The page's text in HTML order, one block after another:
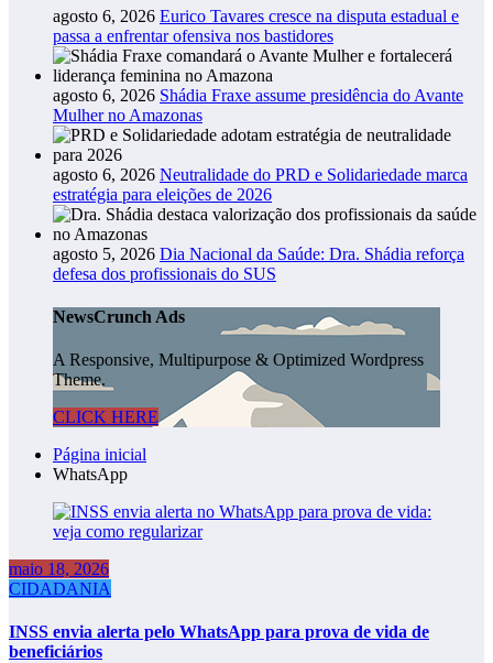
agosto 6, 2026 Eurico Tavares cresce na disputa estadual e
passa a enfrentar ofensiva nos bastidores
agosto 6, 2026 Shádia Fraxe assume presidência do Avante
Mulher no Amazonas
agosto 6, 2026 Neutralidade do PRD e Solidariedade marca
estratégia para eleições de 2026
agosto 5, 2026 Dia Nacional da Saúde: Dra. Shádia reforça
defesa dos profissionais do SUS
NewsCrunch Ads
A Responsive, Multipurpose & Optimized Wordpress
Theme.
CLICK HERE
Página inicial
WhatsApp
maio 18, 2026
CIDADANIA
INSS envia alerta pelo WhatsApp para prova de vida de
beneficiários